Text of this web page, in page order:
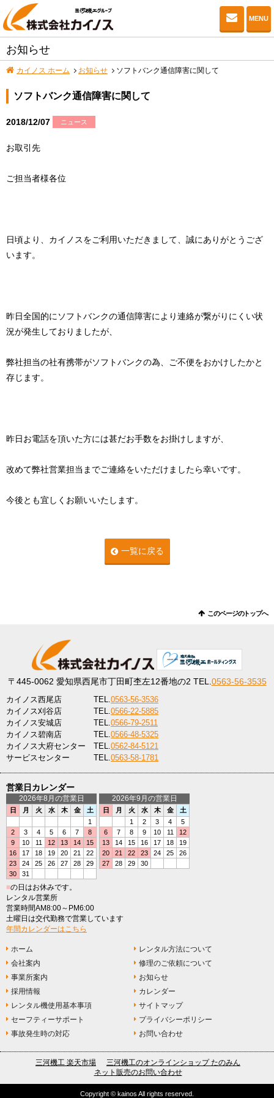
お問
MENU
お知らせ
カイノス ホーム お知らせ ソフトバンク通信障害に関して
ソフトバンク通信障害に関して
2018/12/07 ニュース
お取引先
ご担当者様各位
日頃より、カイノスをご利用いただきまして、誠にありがとうござ
います。
昨日全国的にソフトバンクの通信障害により連絡が繋がりにくい状
況が発生しておりましたが、
弊社担当の社有携帯がソフトバンクの為、ご不便をおかけしたかと
存じます。
昨日お電話を頂いた方には甚だお手数をお掛けしますが、
改めて弊社営業担当までご連絡をいただけましたら幸いです。
今後とも宜しくお願いいたします。
一覧に戻る
このページのトップへ
〒445-0062 愛知県西尾市丁田町杢左12番地の2 TEL. 0563-56-3535
カイノス西尾店 TEL.0563-56-3536
カイノス刈谷店
TEL.0566-22-5885
カイノス安城店
TEL.0566-79-2511
カイノス碧南店
TEL.0566-48-5325
カイノス大府センター
TEL.0562-84-5121
サービスセンター
TEL.0563-58-1781
営業日カレンダー
2026年8月の営業日
日 月 火 水 木 金
土
1
2
3 4 5 6 7
8
9
10 11 12 13 14
15
16
17 18 19 20 21
22
23
24 25 26 27 28
29
30
31
2026年9月の営業日
日 月 火 水 木 金
土
1
2 3 4
5
6
7 8 9 10 11
12
13
14 15 16 17 18
19
20
21 22 23 24 25
26
27
28 29 30
■の日はお休みです。
レンタル営業所
営業時間AM8:00～PM6:00
土曜日は交代勤務で営業しています
年間カレンダーはこちら
ホーム
会社案内
事業所案内
採用情報
レンタル機使用基本事項
セーフティーサポート
事故発生時の対応
レンタル方法について
修理のご依頼について
お知らせ
カレンダー
サイトマップ
プライバシーポリシー
お問い合わせ
三河機工 楽天市場
三河機工のオンラインショップ たのみん
ネット販売のお問い合わせ
Copyright © kainos All rights reserved.